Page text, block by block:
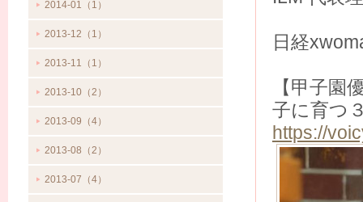
日経
【甲子園
子に育つ
https://
2014-01（1）
2013-12（1）
2013-11（1）
2013-10（2）
2013-09（4）
2013-08（2）
2013-07（4）